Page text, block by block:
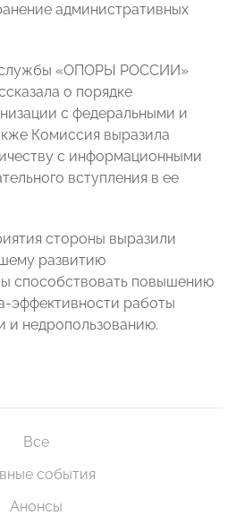
административных
службы «ОПОРЫ РОССИИ»
о порядке
с федеральными и
Комиссия выразила
с информационными
вступления в ее
стороны выразили
развитию
способствовать повышению
эффективности работы
и недропользованию.
Все
события
Анонсы